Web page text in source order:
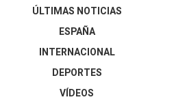
ÚLTIMAS NOTICIAS
ESPAÑA
INTERNACIONAL
DEPORTES
VÍDEOS